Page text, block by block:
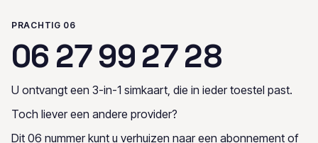
PRACHTIG 06
06 27992728
U ontvangt een 3-in-1 simkaart, die in ieder toestel past.
Toch liever een andere provider?
Dit 06 nummer kunt u verhuizen naar een abonnement of